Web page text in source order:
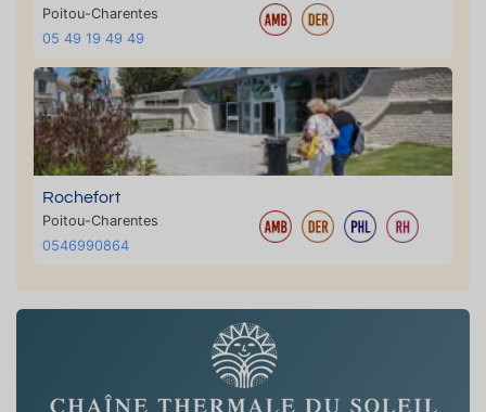
Poitou-Charentes
05 49 19 49 49
Rochefort
Poitou-Charentes
0546990864